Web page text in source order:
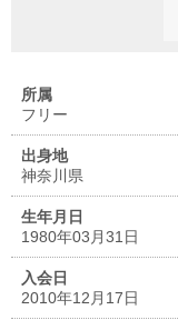
所属
フリー
出身地
神奈川県
生年月日
1980年03月31日
入会日
2010年12月17日